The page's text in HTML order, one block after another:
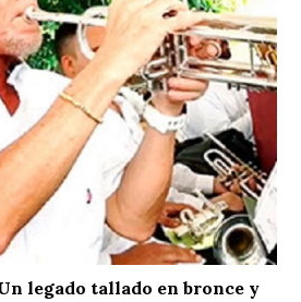
legado tallado en bronce y